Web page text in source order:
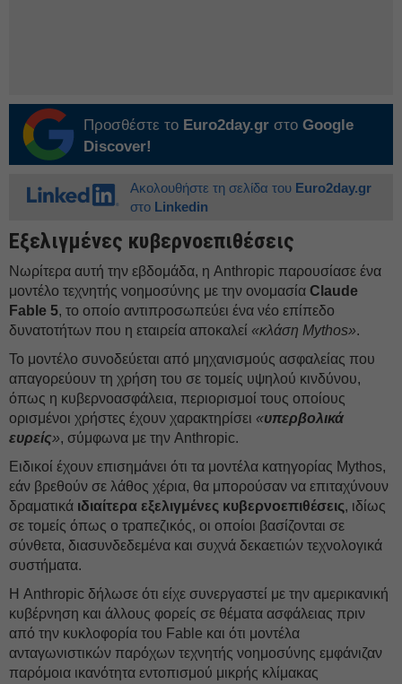
Προσθέστε το Euro2day.gr στο Google
Discover!
Ακολουθήστε τη σελίδα του Euro2day.gr
στο Linkedin
Εξελιγμένες κυβερνοεπιθέσεις
Νωρίτερα αυτή την εβδομάδα, η Anthropic παρουσίασε ένα
μοντέλο τεχνητής νοημοσύνης με την ονομασία Claude
Fable 5, το οποίο αντιπροσωπεύει ένα νέο επίπεδο
δυνατοτήτων που η εταιρεία αποκαλεί «κλάση Mythos».
Το μοντέλο συνοδεύεται από μηχανισμούς ασφαλείας που
απαγορεύουν τη χρήση του σε τομείς υψηλού κινδύνου,
όπως η κυβερνοασφάλεια, περιορισμοί τους οποίους
ορισμένοι χρήστες έχουν χαρακτηρίσει «υπερβολικά
ευρείς», σύμφωνα με την Anthropic.
Ειδικοί έχουν επισημάνει ότι τα μοντέλα κατηγορίας Mythos,
εάν βρεθούν σε λάθος χέρια, θα μπορούσαν να επιταχύνουν
δραματικά ιδιαίτερα εξελιγμένες κυβερνοεπιθέσεις, ιδίως
σε τομείς όπως ο τραπεζικός, οι οποίοι βασίζονται σε
σύνθετα, διασυνδεδεμένα και συχνά δεκαετιών τεχνολογικά
συστήματα.
Η Anthropic δήλωσε ότι είχε συνεργαστεί με την αμερικανική
κυβέρνηση και άλλους φορείς σε θέματα ασφάλειας πριν
από την κυκλοφορία του Fable και ότι μοντέλα
ανταγωνιστικών παρόχων τεχνητής νοημοσύνης εμφάνιζαν
παρόμοια ικανότητα εντοπισμού μικρής κλίμακας